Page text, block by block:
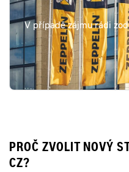
V případě zájmu rádi
PROČ ZVOLIT NOVÝ
CZ?